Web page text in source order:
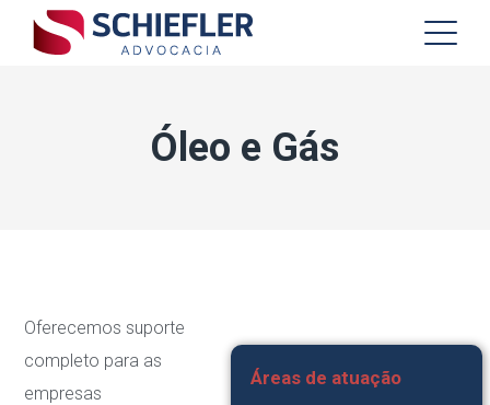
Óleo e Gás
Áreas de atuação
Oferecemos suporte
completo para as
empresas